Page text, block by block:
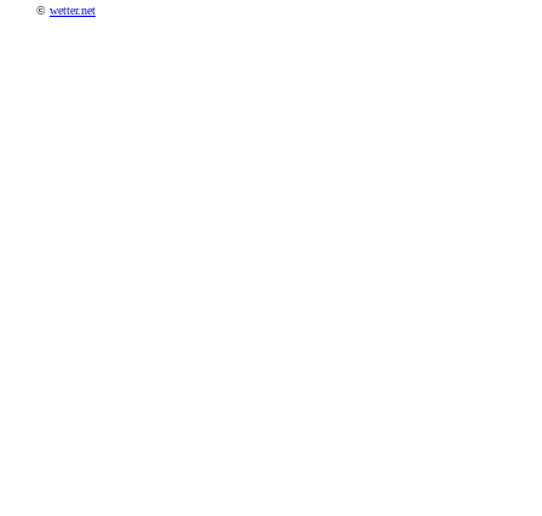
© wetter.net